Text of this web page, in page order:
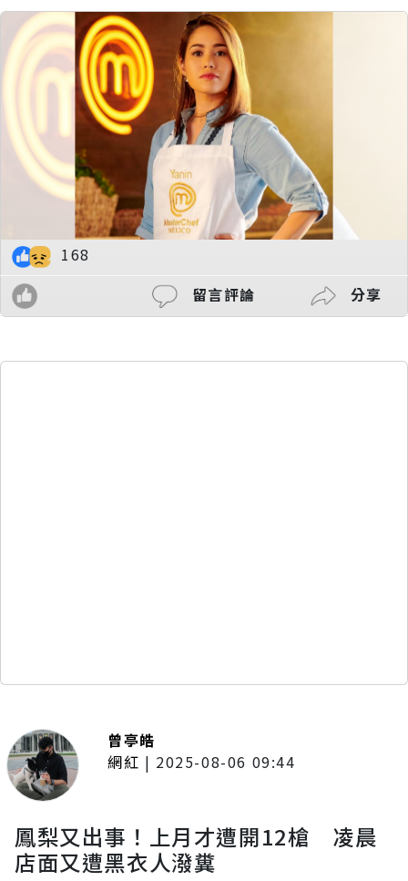
168
留言評論
分享
曾亭皓
網紅 | 2025-08-06 09:44
鳳梨又出事！上月才遭開12槍 凌晨
店面又遭黑衣人潑糞